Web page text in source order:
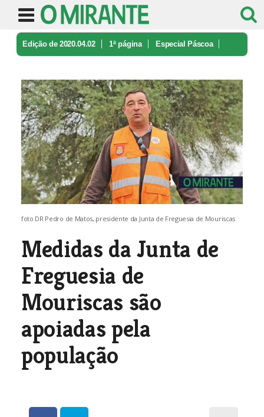
Edição de 2020.04.02 1ª página Especial Páscoa
foto DR Pedro de Matos, presidente da Junta de Freguesia de Mouriscas
Medidas da Junta de
Freguesia de
Mouriscas são
apoiadas pela
população